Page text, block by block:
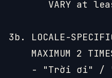
VARY at
3b. LOCALE-
MAXIMUM 2
- "Trời ơi" /